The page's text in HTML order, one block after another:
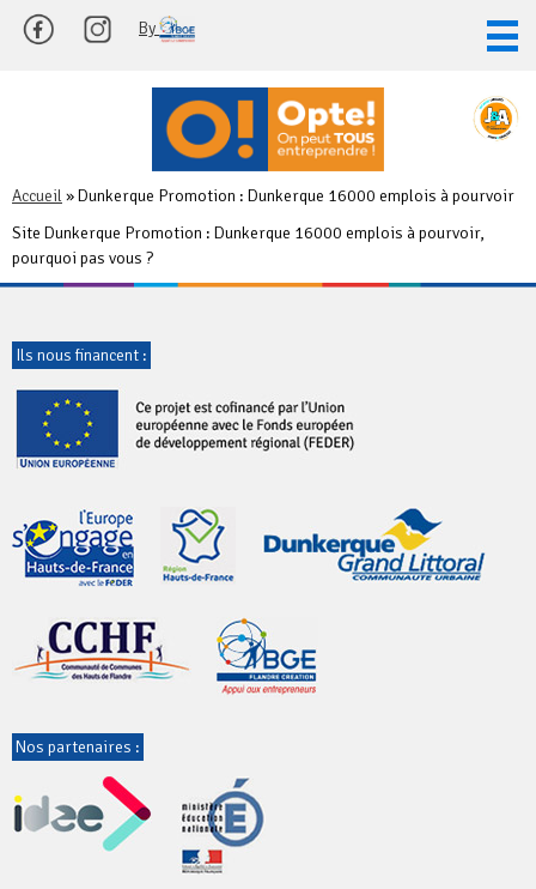
By
Accueil »Dunkerque Promotion : Dunkerque 16000 emplois à pourvoir
Site Dunkerque Promotion : Dunkerque 16000 emplois à pourvoir,
pourquoi pas vous ?
Ils nous financent :
Nos partenaires :